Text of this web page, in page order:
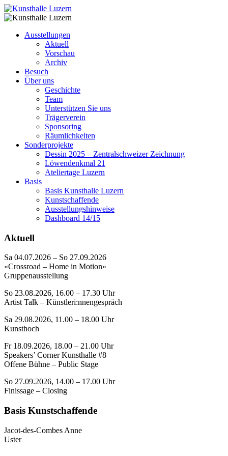
Ausstellungen
Aktuell
Vorschau
Archiv
Besuch
Über uns
Geschichte
Team
Unterstützen Sie uns
Trägerverein
Sponsoring
Räumlichkeiten
Sonderprojekte
Dessin 2025 – Zentralschweizer Zeichnung
Löwendenkmal 21
Ateliertage Luzern
Basis
Basis Kunsthalle Luzern
Kunstschaffende
Ausstellungshinweise
Dashboard 14/15
Aktuell
Sa 04.07.2026 – So 27.09.2026
«Crossroad – Home in Motion»
Gruppenausstellung
So 23.08.2026, 16.00 – 17.30 Uhr
Artist Talk – Künstleri:nnengespräch
Sa 29.08.2026, 11.00 – 18.00 Uhr
Kunsthoch
Fr 18.09.2026, 18.00 – 21.00 Uhr
Speakers’ Corner Kunsthalle #8
Offene Bühne – Public Stage
So 27.09.2026, 14.00 – 17.00 Uhr
Finissage – Closing
Basis Kunstschaffende
Jacot-des-Combes Anne
Uster